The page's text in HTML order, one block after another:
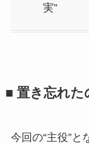
実”
■ 置き忘れた
今回の“主役”と